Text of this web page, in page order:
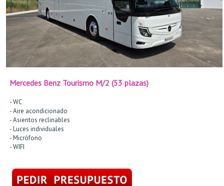
Mercedes Benz Tourismo M/2 (53 plazas)
- WC
- Aire acondicionado
- Asientos reclinables
- Luces individuales
- Micrófono
- WIFI